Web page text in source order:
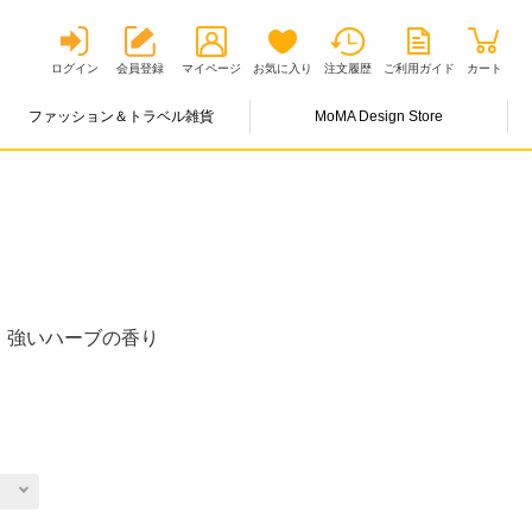
ログイン 会員登録 マイページ お気に入り 注文履歴 ご利用ガイド カート
ファッション＆トラベル雑貨 MoMA Design Store
いハーブの香り